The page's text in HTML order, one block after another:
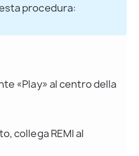
procedura:
«Play» al centro della
collega REMI al